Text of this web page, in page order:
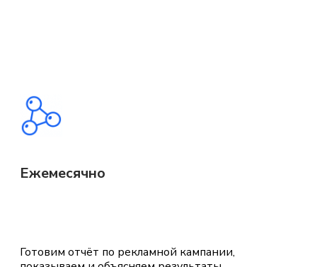
Ежемесячно
Готовим отчёт по рекламной кампании,